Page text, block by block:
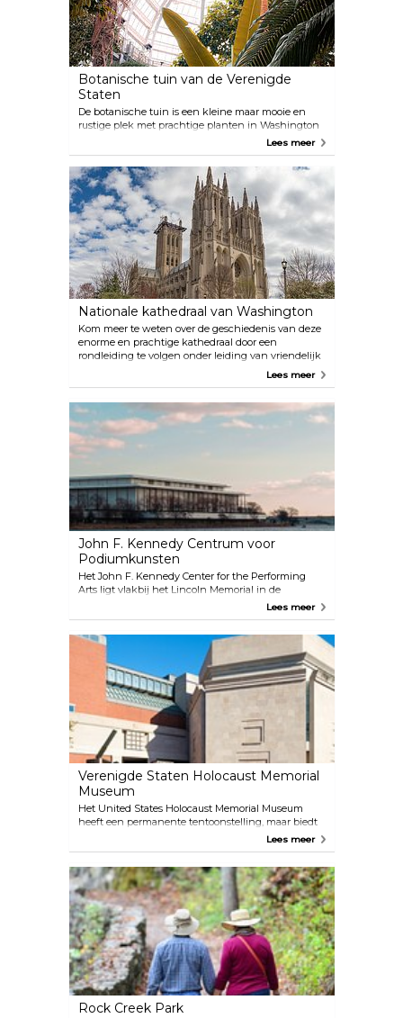
Botanische tuin van de Verenigde
Staten
De botanische tuin is een kleine maar mooie en
rustige plek met prachtige planten in Washington
DC, dicht bij het Capitool. Tentoonstellingen en
programma's worden aangeboden voor alle
leeftijden in de tuin. Het heeft veel buiten- en
binnenruimtes waar bezoekers tot rust kunnen
komen in de drukke stad en kunnen genieten van
een wandeling door de tuinen.
Lees meer
Nationale kathedraal van Washington
Kom meer te weten over de geschiedenis van deze
enorme en prachtige kathedraal door een
rondleiding te volgen onder leiding van vriendelijk
en bekwaam personeel. Een nationale schat met
waard! Er is zelfs een café en een cadeauwinkel in
de kathedraal.
Lees meer
John F. Kennedy Centrum voor
Podiumkunsten
Het John F. Kennedy Center for the Performing
Arts ligt vlakbij het Lincoln Memorial in de
hoofdstad van de Verenigde Staten. Het
kunstcentrum brengt de wereld dichter bij
zien; er zijn verschillende optredens zoals ballet,
jazz, hedendaagse dans, festiviteiten en nog veel
Lees meer
Verenigde Staten Holocaust Memorial
Museum
Het United States Holocaust Memorial Museum
heeft een permanente tentoonstelling, maar biedt
ook onderdak aan verschillende andere speciale
tentoonstellingen. Ze bieden ook verschillende
bezoekers. Na een wandeling door het museum
kun je terecht bij het museumcafé om iets te eten.
Lees meer
Rock Creek Park